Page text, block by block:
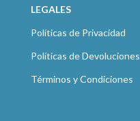
LEGALES
Políticas de Privacidad
Políticas de Devoluciones
Términos y Condiciones